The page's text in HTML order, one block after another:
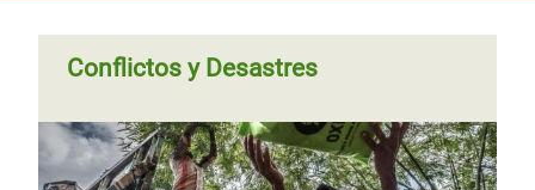
Conflictos y Desastres